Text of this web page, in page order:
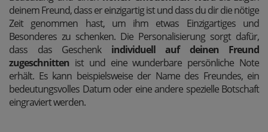
deinem Freund, dass er einzigartig ist und dass du dir die nötige
Zeit genommen hast, um ihm etwas Einzigartiges und
Besonderes zu schenken. Die Personalisierung sorgt dafür,
dass das Geschenkindividuell auf deinen Freund
zugeschnitten ist und eine wunderbare persönliche Note
erhält. Es kann beispielsweise der Name des Freundes, ein
bedeutungsvolles Datum oder eine andere spezielle Botschaft
eingraviert werden.